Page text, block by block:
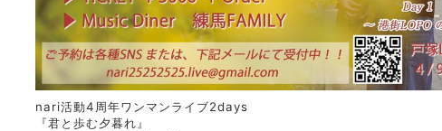
nari活動4 周年ワンマンライブ2days
『君と歩む夕暮れ』